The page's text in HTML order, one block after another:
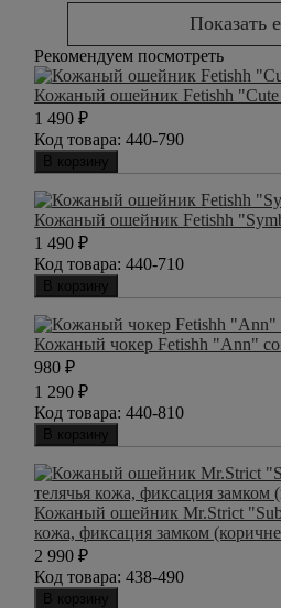
Показать
Рекомендуем посмотреть
Кожаный ошейник Fetishh
1 490 ₽
Код товара: 440-790
В корзину
Кожаный ошейник Fetishh
1 490 ₽
Код товара: 440-710
В корзину
Кожаный чокер Fetishh "Ann"
980 ₽
1 290 ₽
Код товара: 440-810
В корзину
Кожаный ошейник Mr.Strict
кожа, фиксация замком
2 990 ₽
Код товара: 438-490
В корзину